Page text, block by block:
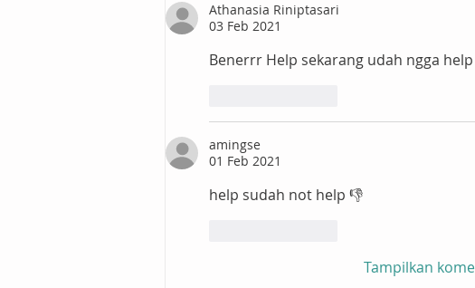
Athanasia Riniptasari
03 Feb 2021
Benerrr Help sekarang udah ngga
amingse
01 Feb 2021
help sudah not help 👎
Tampilkan